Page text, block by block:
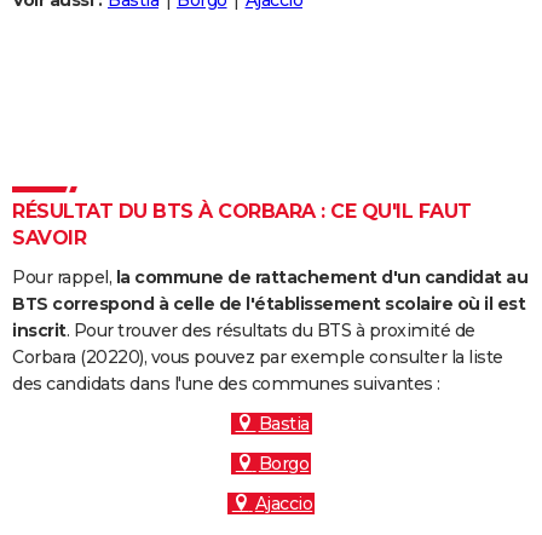
Carte de Noël
Carte Bonne année
Carte Saint-Valentin
Carte Pâques
Carte d'anniversaire
Dictionnaire
Biographies
Citations
Expressions
Proverbes
PROGRAMME TV
COPAINS D'AVANT
S'inscrire
Se connecter
Lycées
Collèges
Primaires
Universités
Entreprises
Service militaire
Avis de recherche
AVIS DE DÉCÈS
RÉSULTAT DU BTS À CORBARA : CE QU'IL FAUT
SAVOIR
Pour rappel, la commune de rattachement d'un candidat au
BTS correspond à celle de l'établissement scolaire où il est
inscrit. Pour trouver des résultats du BTS à proximité de
Corbara (20220), vous pouvez par exemple consulter la liste
des candidats dans l'une des communes suivantes :
Bastia
Borgo
Ajaccio